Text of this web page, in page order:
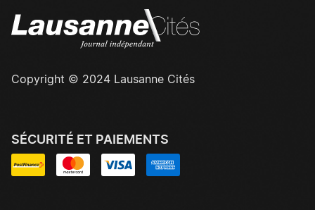
Copyright © 2024 Lausanne Cités
SÉCURITÉ ET PAIEMENTS